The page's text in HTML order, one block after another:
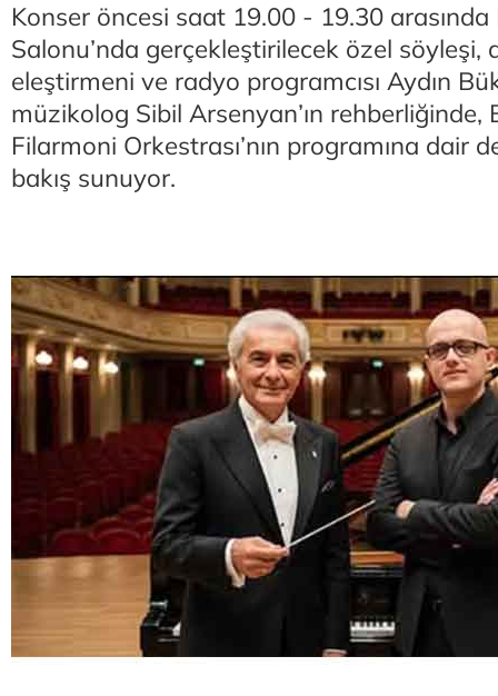
Konser öncesi saat 19.00 - 19.30
Salonu’nda gerçekleştirilecek özel söyleşi,
eleştirmeni ve radyo programcısı Aydın
müzikolog Sibil Arsenyan’ın
Filarmoni Orkestrası’nın programına dair
bakış sunuyor.